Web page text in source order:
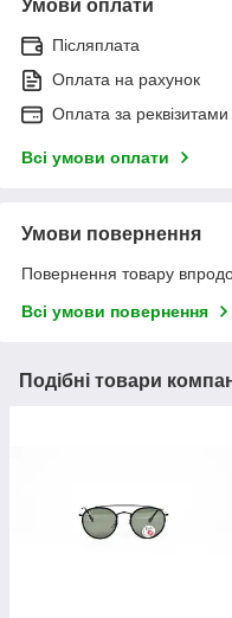
Умови оплати
Післяплата
Оплата на рахунок
Оплата за реквізитами
Всі умови оплати
Умови повернення
Повернення товару
Всі умови повернення
Подібні товари